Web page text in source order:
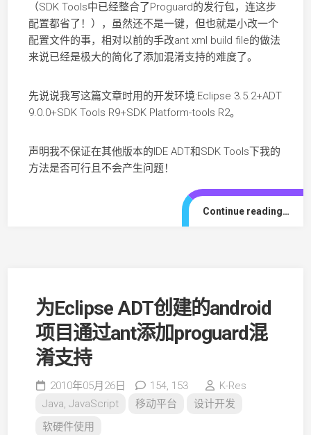
（SDK Tools中已经整合了Proguard的发行包，连这步
配置都省了！），虽然还不是一键，但也就是小改一个
配置文件的事，相对以前的手改ant xml build file的做法
来说已经是极大的简化了添加混淆支持的难度了。
先说说我写这篇文章时用的开发环境:Eclipse 3.5.2+ADT
9.0.0+SDK Tools R9+SDK Platform-tools R2。
声明我不保证在其他版本的IDE ADT和SDK Tools下我的
方法是否可行且不会产生问题！
Continue reading…
为Eclipse ADT创建的android
项目通过ant添加proguard混
淆支持
2010年05月26日 154, 153
K-Res
Java, JavaScript
移动平台
设计开发
软硬件使用